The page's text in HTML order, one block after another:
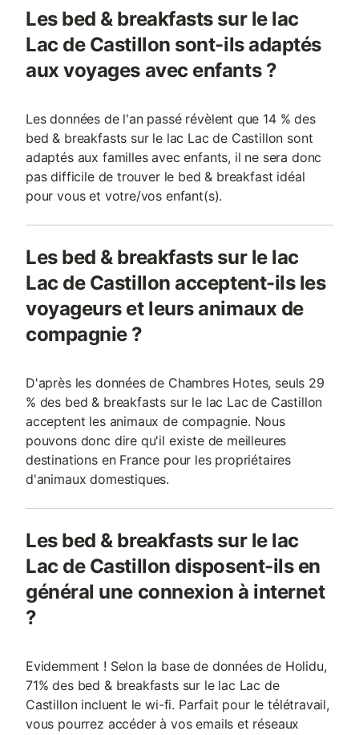
Les bed & breakfasts sur le lac
Lac de Castillon sont-ils adaptés
aux voyages avec enfants ?
Les données de l'an passé révèlent que 14 % des
bed & breakfasts sur le lac Lac de Castillon sont
adaptés aux familles avec enfants, il ne sera donc
pas difficile de trouver le bed & breakfast idéal
pour vous et votre/vos enfant(s).
Les bed & breakfasts sur le lac
Lac de Castillon acceptent-ils les
voyageurs et leurs animaux de
compagnie ?
D'après les données de Chambres Hotes, seuls 29
% des bed & breakfasts sur le lac Lac de Castillon
acceptent les animaux de compagnie. Nous
pouvons donc dire qu'il existe de meilleures
destinations en France pour les propriétaires
d'animaux domestiques.
Les bed & breakfasts sur le lac
Lac de Castillon disposent-ils en
général une connexion à internet
?
Evidemment ! Selon la base de données de Holidu,
71% des bed & breakfasts sur le lac Lac de
Castillon incluent le wi-fi. Parfait pour le télétravail,
vous pourrez accéder à vos emails et réseaux